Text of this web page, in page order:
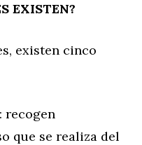
EXISTEN?
existen cinco
recogen
que se realiza del